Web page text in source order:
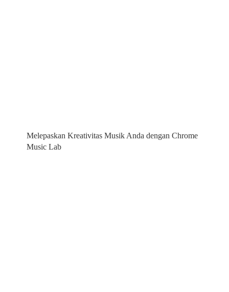
Melepaskan Kreativitas Musik Anda dengan Chrome
Music Lab